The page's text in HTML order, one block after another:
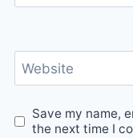
Website
Save my name,
the next time I